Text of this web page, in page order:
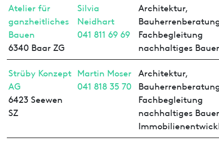
Atelier für
ganzheitliches
Bauen
6340 Baar ZG
Silvia
Neidhart
041 811 69 69
Architektur,
Fachbegleitung
nachhaltiges
Strüby Konzept
AG
6423 Seewen
SZ
Martin Moser
041 818 35 70
Architektur,
Fachbegleitung
nachhaltiges